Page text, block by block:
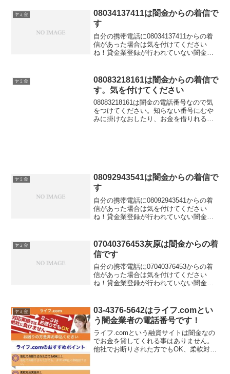
しょうか？」「今ならすぐにご融資可能
なので条件だけで...
ヤミ金
08034137411は闇金からの着信で
す
自分の携帯電話に08034137411からの着
信があった場合は気を付けてください
ね！貸金業登録が行われていない闇金業
しょうか？」「今ならすぐにご融資可能
なので条件だけで...
ヤミ金
08083218161は闇金からの着信で
す。気を付けてください
08083218161は闇金の電話番号なので気
をつけてください。知らない番号にむや
みに掛けなおしたり、お金を借りれると
ヤミ金
08092943541は闇金からの着信で
す
自分の携帯電話に08092943541からの着
信があった場合は気を付けてください
ね！貸金業登録が行われていない闇金業
しょうか？」「今ならすぐにご融資可能
なので条件だけで...
ヤミ金
07040376453灰原は闇金からの着
信です
自分の携帯電話に07040376453からの着
信があった場合は気を付けてください
ね！貸金業登録が行われていない闇金業
しょうか？」「今ならすぐにご融資可能
なので条件だけで...
ヤミ金
03-4376-5642はライフ.comとい
う闇金業者の電話番号です！
ライフ.comという融資サイトは闇金なの
でお金を貸してくれる事はありません。
他社でお断りされた方でもOK、柔軟対応